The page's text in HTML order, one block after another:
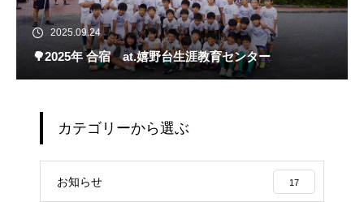
2025.09.24
🌳2025年 合宿 at.嬉野台生涯教育センター
カテゴリーから選ぶ
お知らせ 17